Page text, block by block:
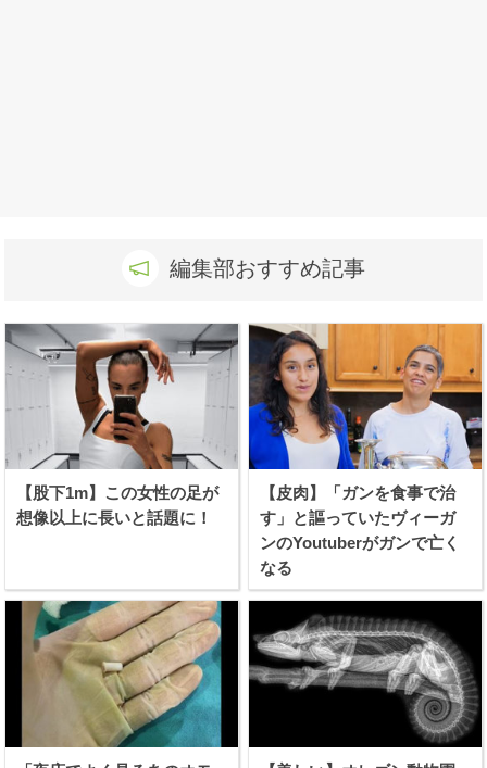
編集部おすすめ記事
【股下1m】この女性の足が
想像以上に長いと話題に！
【皮肉】「ガンを食事で治
す」と謳っていたヴィーガ
ンのYoutuberがガンで亡く
なる